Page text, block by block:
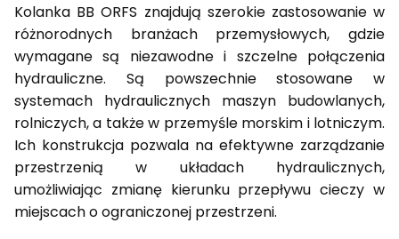
Kolanka BB ORFS znajdują szerokie zastosowanie w
różnorodnych branżach przemysłowych, gdzie
wymagane są niezawodne i szczelne połączenia
hydrauliczne. Są powszechnie stosowane w
systemach hydraulicznych maszyn budowlanych,
rolniczych, a także w przemyśle morskim i lotniczym.
Ich konstrukcja pozwala na efektywne zarządzanie
przestrzenią w układach hydraulicznych,
umożliwiając zmianę kierunku przepływu cieczy w
miejscach o ograniczonej przestrzeni.